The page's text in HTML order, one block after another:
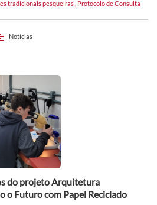
tradicionais pesqueiras Protocolo de Consulta
Notícias
do projeto Arquitetura
o Futuro com Papel Reciclado